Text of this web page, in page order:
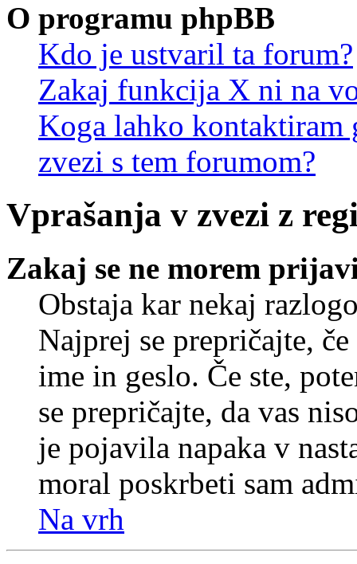
O programu phpBB
Kdo je ustvaril ta forum?
Zakaj funkcija X ni na
Koga lahko kontaktiram
zvezi s tem forumom?
Vprašanja v zvezi z
Zakaj se ne morem
Obstaja kar nekaj
Najprej se prepričajte,
ime in geslo. Če ste,
se prepričajte, da vas
je pojavila napaka v
moral poskrbeti sam
Na vrh